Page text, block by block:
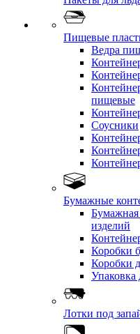
Пищевые
Ведра
пищевые
Соусники
Бумажные
Бумажная
изделий
Коробки
Коробки
Упаковка
Лотки под